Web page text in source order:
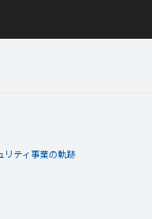
リティ事業の軌跡